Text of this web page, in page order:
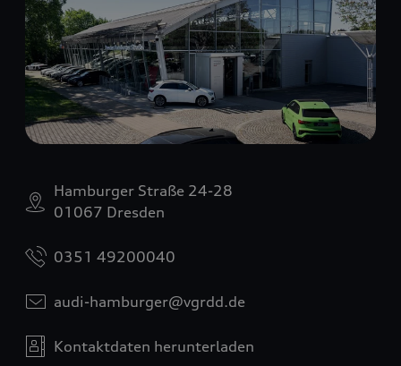
Hamburger Straße 24-28
01067 Dresden
0351 49200040
audi-hamburger@vgrdd.de
Kontaktdaten herunterladen